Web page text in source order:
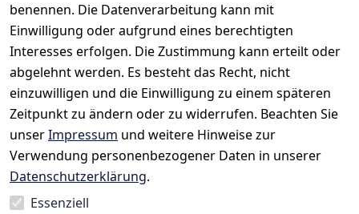
benennen. Die Datenverarbeitung kann mit
Einwilligung oder aufgrund eines berechtigten
Interesses erfolgen. Die Zustimmung kann erteilt oder
abgelehnt werden. Es besteht das Recht, nicht
einzuwilligen und die Einwilligung zu einem späteren
Zeitpunkt zu ändern oder zu widerrufen. Beachten Sie
unserImpressum und weitere Hinweise zur
Verwendung personenbezogener Daten in unserer
Datenschutzerklärung.
Essenziell
Rechtliches
AGB
Impressum
Datenschutze
rklärung
Widerrufsrec
ht
Kontakt
Kontakt
Registrieren